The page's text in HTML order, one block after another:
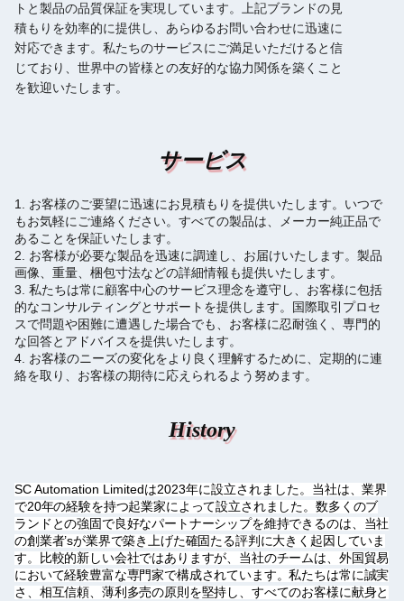
トと製品の品質保証を実現しています。上記ブランドの見
積もりを効率的に提供し、あらゆるお問い合わせに迅速に
対応できます。私たちのサービスにご満足いただけると信
じており、世界中の皆様との友好的な協力関係を築くこと
を歓迎いたします。
サービス
1. お客様のご要望に迅速にお見積もりを提供いたします。いつで
もお気軽にご連絡ください。すべての製品は、メーカー純正品で
あることを保証いたします。
2. お客様が必要な製品を迅速に調達し、お届けいたします。製品
画像、重量、梱包寸法などの詳細情報も提供いたします。
3. 私たちは常に顧客中心のサービス理念を遵守し、お客様に包括
的なコンサルティングとサポートを提供します。国際取引プロセ
スで問題や困難に遭遇した場合でも、お客様に忍耐強く、専門的
な回答とアドバイスを提供いたします。
4. お客様のニーズの変化をより良く理解するために、定期的に連
絡を取り、お客様の期待に応えられるよう努めます。
History
SC Automation Limitedは2023年に設立されました。 当社は、業界
で20年の経験を持つ起業家によって設立されました。数多くのブ
ランドとの強固で良好なパートナーシップを維持できるのは、当社
の創業者’sが業界で築き上げた確固たる評判に大きく起因していま
す。比較的新しい会社ではありますが、当社のチームは、外国貿易
において経験豊富な専門家で構成されています。私たちは常に誠実
さ、相互信頼、薄利多売の原則を堅持し、すべてのお客様に献身と